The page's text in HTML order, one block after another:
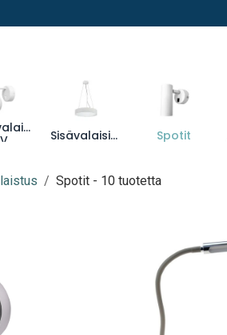
Sisävalaisimet Spotit
Spotit- 10 tuotetta